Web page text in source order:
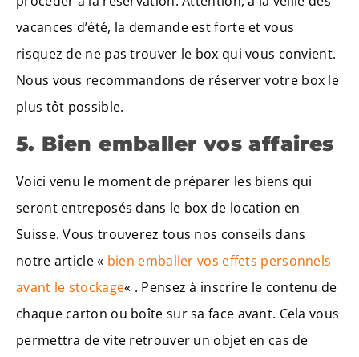
vacances d’été, la demande est forte et vous
risquez de ne pas trouver le box qui vous convient.
Nous vous recommandons de réserver votre box le
plus tôt possible.
5. Bien emballer vos affaires
Voici venu le moment de préparer les biens qui
seront entreposés dans le box de location en
Suisse. Vous trouverez tous nos conseils dans
notre article « bien emballer vos effets personnels
avant le stockage« . Pensez à inscrire le contenu de
chaque carton ou boîte sur sa face avant. Cela vous
permettra de vite retrouver un objet en cas de